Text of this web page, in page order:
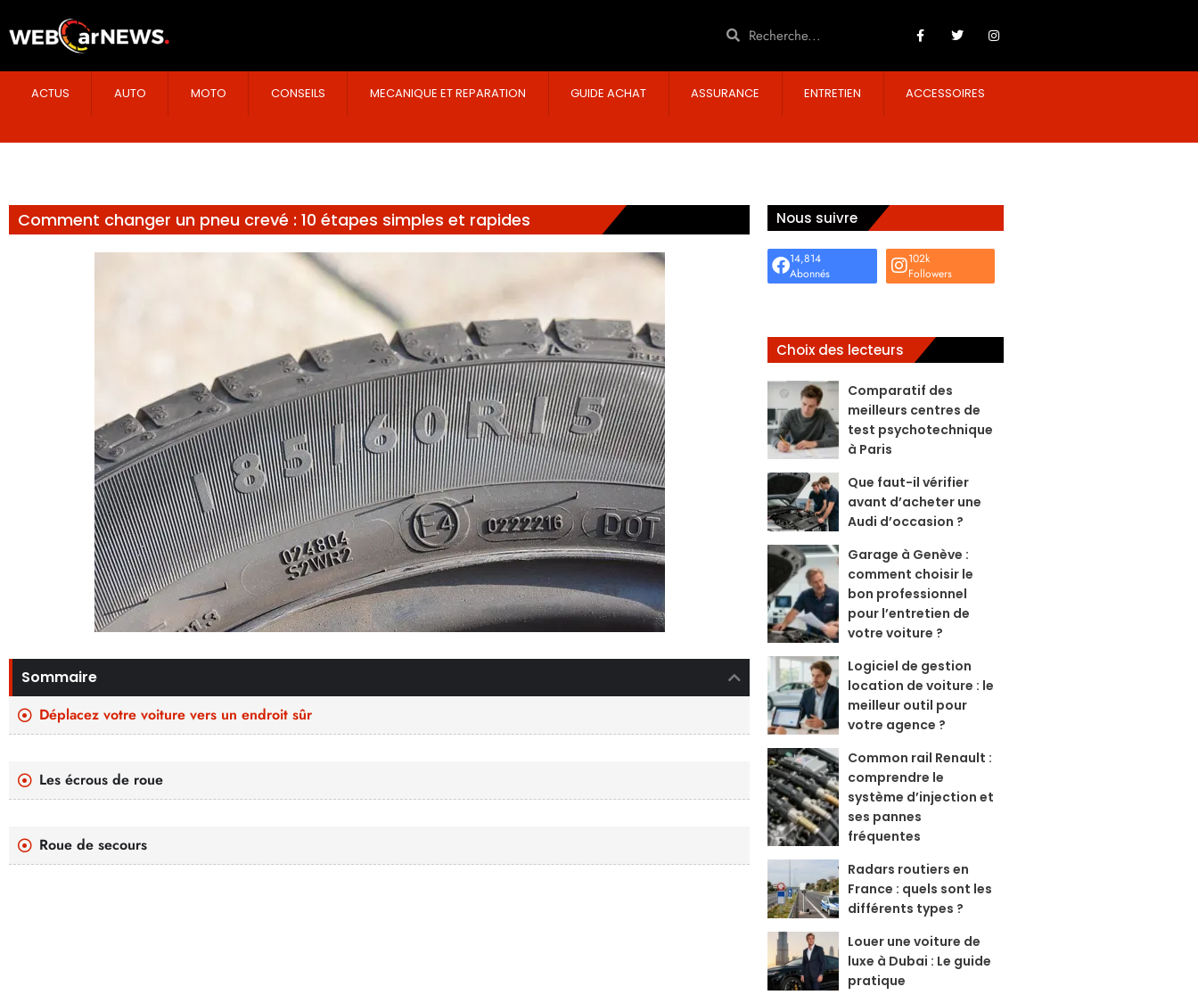
ACTUS AUTO MOTO CONSEILS MECANIQUE ET REPARATION GUIDE ACHAT ASSURANCE ENTRETIEN ACCESSOIRES
Comment changer un pneu crevé : 10 étapes simples et rapides
Sommaire
Déplacez votre voiture vers un endroit sûr
Les écrous de roue
Roue de secours
Nous suivre
14,814
Abonnés
102k
Followers
Choix des lecteurs
Comparatif des
meilleurs centres de
test psychotechnique
à Paris
Que faut-il vérifier
avant d’acheter une
Audi d’occasion ?
Garage à Genève :
comment choisir le
bon professionnel
pour l’entretien de
votre voiture ?
Logiciel de gestion
location de voiture : le
meilleur outil pour
votre agence ?
Common rail Renault :
comprendre le
système d’injection et
ses pannes
fréquentes
Radars routiers en
France : quels sont les
différents types ?
Louer une voiture de
luxe à Dubai : Le guide
pratique